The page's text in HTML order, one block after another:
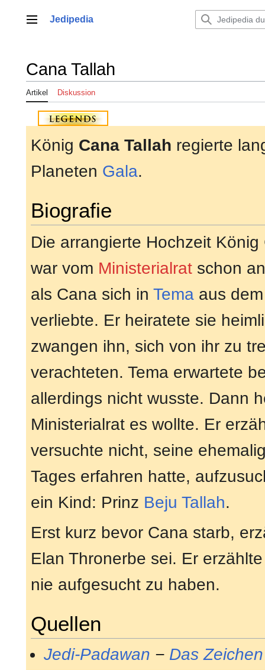
springenHauptmenü
Jedipedia
Cana Tallah
Artikel Diskussion
König Cana Tallah regierte
Planeten Gala.
Biografie
Die arrangierte Hochzeit
war vom Ministerialrat schon
als Cana sich in Tema aus
verliebte. Er heiratete sie
zwangen ihn, sich von ihr zu
verachteten. Tema erwartete
allerdings nicht wusste. Dann
Ministerialrat es wollte. Er
versuchte nicht, seine
Tages erfahren hatte,
ein Kind: Prinz Beju Tallah.
Erst kurz bevor Cana starb,
Elan Thronerbe sei. Er
nie aufgesucht zu haben.
Quellen
Jedi-Padawan − Das